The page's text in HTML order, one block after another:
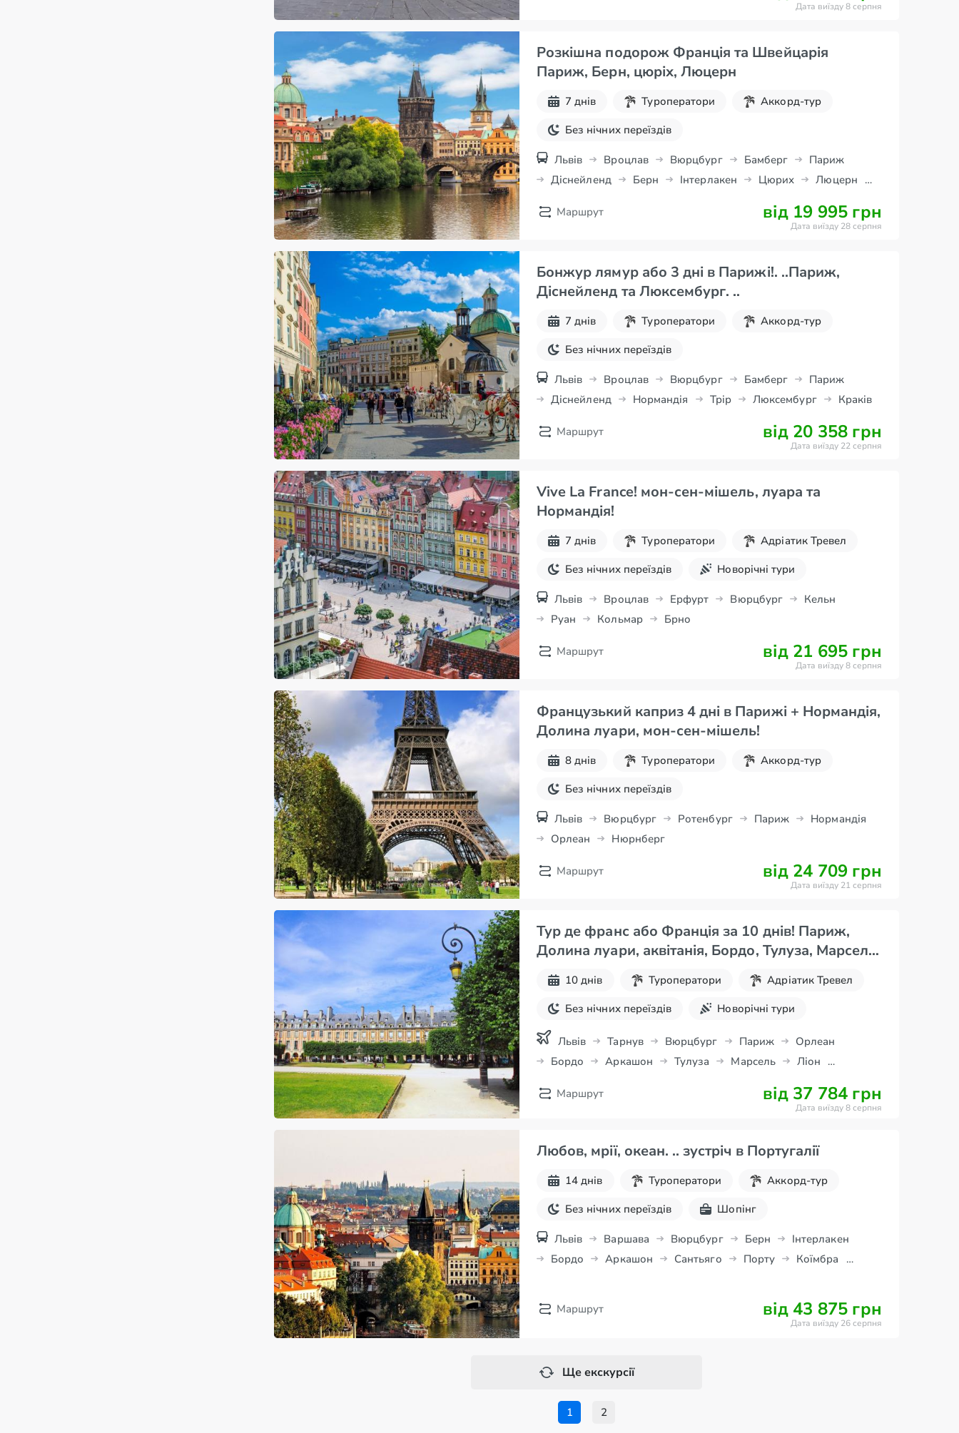
Дата виїзду 8 серпня
Розкішна подорож Франція та Швейцарія
Париж, Берн, цюріх, Люцерн
7 днів Туроператори
Аккорд-тур
Без нічних переїздів
Львів Вроцлав Вюрцбург Бамберг
Париж
Діснейленд
Берн Інтерлакен Цюрих
Люцерн
Маршрут
від 19 995 грн
Дата виїзду 28 серпня
Бонжур лямур або 3 дні в Парижі!. ..Париж,
Діснейленд та Люксембург. ..
7 днів Туроператори
Аккорд-тур
Без нічних переїздів
Львів Вроцлав Вюрцбург Бамберг
Париж
Діснейленд
Нормандія Трір Люксембург Краків
Маршрут від 20 358 грн
Дата виїзду 22 серпня
Vive La France! мон-сен-мішель, луара та
Нормандія!
7 днів Туроператори
Адріатик Тревел
Без нічних переїздів
Новорічні тури
Львів Вроцлав Ерфурт Вюрцбург
Кельн
Руан
Кольмар Брно
Маршрут від 21 695 грн
Дата виїзду 8 серпня
Французький каприз 4 дні в Парижі + Нормандія,
Долина луари, мон-сен-мішель!
8 днів Туроператори
Аккорд-тур
Без нічних переїздів
Львів Вюрцбург Ротенбург Париж
Нормандія
Орлеан
Нюрнберг
Маршрут від 24 709 грн
Дата виїзду 21 серпня
Тур де франс або Франція за 10 днів! Париж,
Долина луари, аквітанія, Бордо, Тулуза, Марсель,
Прованс…
10 днів Туроператори
Адріатик Тревел
Без нічних переїздів
Новорічні тури
Екскурсії для школярів
Осінні канікули
Авіа-тури
Львів Тарнув Вюрцбург Париж
Орлеан
Бордо
Аркашон Тулуза Марсель
Ліон
Маршрут
від 37 784 грн
Дата виїзду 8 серпня
Любов, мрії, океан. .. зустріч в Португалії
14 днів Туроператори
Аккорд-тур
Без нічних переїздів
Шопінг
Львів Варшава Вюрцбург Берн
Інтерлакен
Бордо
Аркашон Сантьяго Порту
Коїмбра
Веве
Женева
Відень
Маршрут від 43 875 грн
Дата виїзду 26 серпня
Ще екскурсії
1 2